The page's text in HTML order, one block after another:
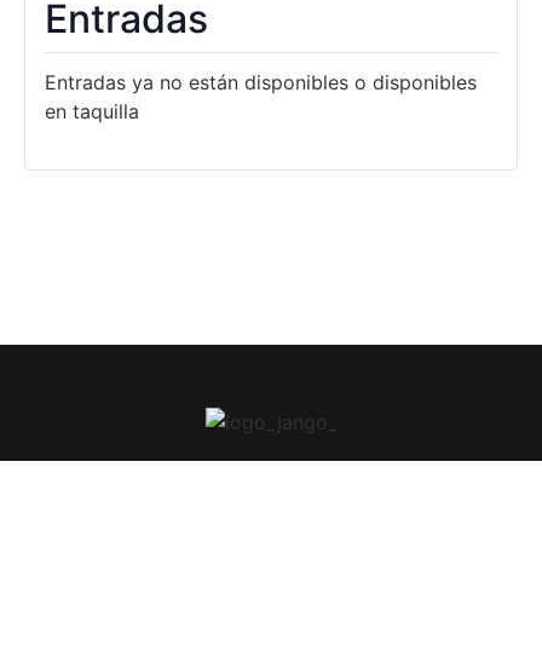
Entradas
Entradas ya no están disponibles o disponibles
en taquilla